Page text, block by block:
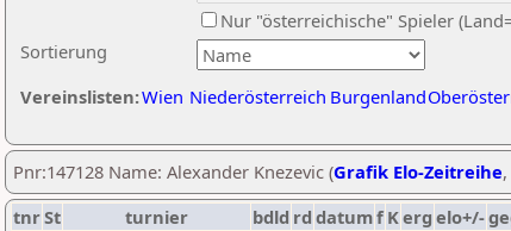
Sortierung
Nur "österreichische" Spieler
Vereinslisten:Wien Niederösterreich Burgenland
Pnr:147128 Name: Alexander Knezevic (Grafik Elo-Zeitreihe,
tnrSt turnier bdld rd datumf Kerg elo+/-